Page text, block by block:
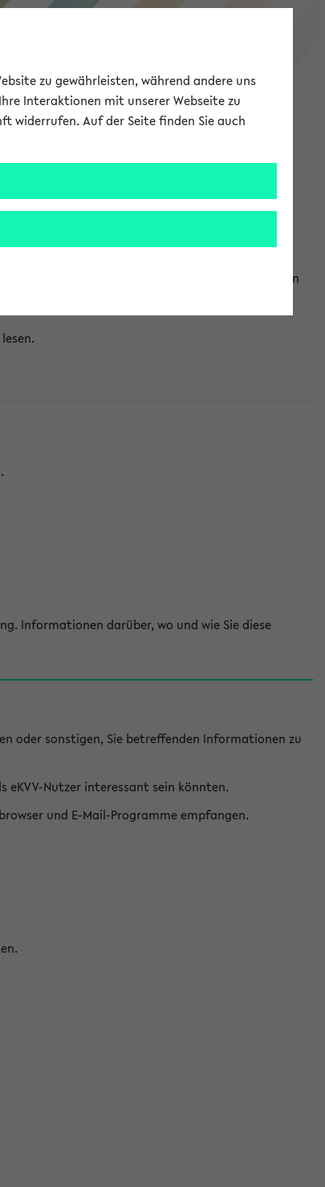
eKVV
einzubinden. Auf diese Weise können Sie einen
lesen.
Informationen darüber, wo und wie Sie diese
oder sonstigen, Sie betreffenden Informationen zu
eKVV-Nutzer interessant sein könnten.
und E-Mail-Programme empfangen.
zu gewährleisten, während andere uns
Interaktionen mit unserer Webseite zu
widerrufen. Auf der Seite finden Sie auch